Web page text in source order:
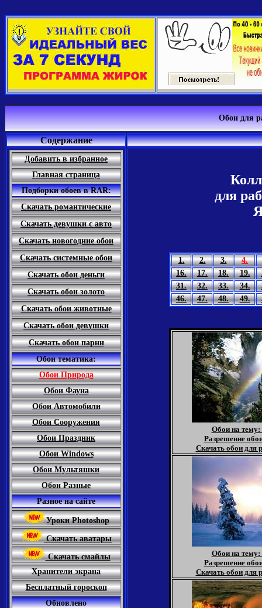
Обои для
Содержание
Добавить в избранное
Главная страница
Подборки обоев в RAR:
Скачать романтические
Скачать девушки с авто
Скачать новогодние обои
Скачать системные обои
Скачать обои деньги
Скачать обои золото
Скачать обои животные
Скачать обои девушки
Скачать обои парни
Обои тематика:
Обои Природа
Обои Фауна
Обои Автомобили
Обои Сооружения
Обои Праздник
Обои Windows
Обои Мультяшки
Обои Разные
Разное на сайте
Уроки Photoshop
Скачать аватары
Скачать смайлы
Хранители экрана
Бесплатный гороскоп
Обновлено
для
1. 2. 3.
4.
16.
17. 18. 19.
31.
32. 33. 34.
46.
47. 48. 49.
Обои на
Разрешение
Скачать обои для
Обои на
Разрешение
Скачать обои для